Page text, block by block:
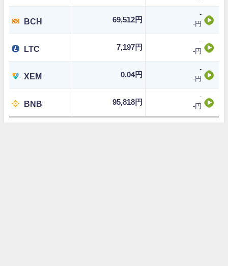
BCH 69,512円
-
-円
LTC 7,197円
-
-円
XEM 0.04円
-
-円
BNB 95,818円
-
-円